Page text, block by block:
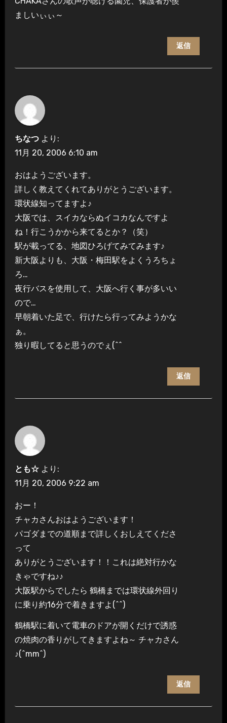
ましいぃぃ～
返信
ちなつ より:
11月 20, 2006 6:10 am
おはようございます。
詳しく教えてくれてありがとうございます。
環状線知ってますよ♪
大阪では、スイカならぬイコカなんですよ
ね！行こうかから来てるとか？（笑）
駅が載ってる、地図ひろげてみてみます♪
新大阪よりも、大阪・梅田駅をよくうろちょ
ろ…
夜行バスを使用して、大阪へ行く事が多いい
ので…
早朝着いた足で、行けたら行ってみようかな
ぁ。
独り暇してると思うのでぇ(^^ゞ
返信
とも☆ より:
11月 20, 2006 9:22 am
おー！
チャカさんおはようございます！
パゴダまでの道順まで詳しくおしえてくださ
って
ありがとうございます！！これは絶対行かな
きゃですね♪♪
大阪駅からでしたら 鶴橋までは環状線外回り
に乗り約16分で着きますよ(^^)
鶴橋駅に着いて電車のドアが開くだけで誘惑
の焼肉の香りがしてきますよね～ チャカさん
♪(^mm^)
返信